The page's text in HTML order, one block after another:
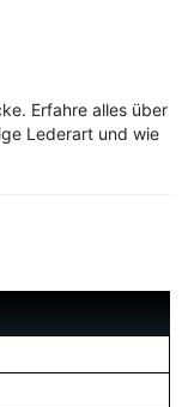
Erfahre alles über
Lederart und wie